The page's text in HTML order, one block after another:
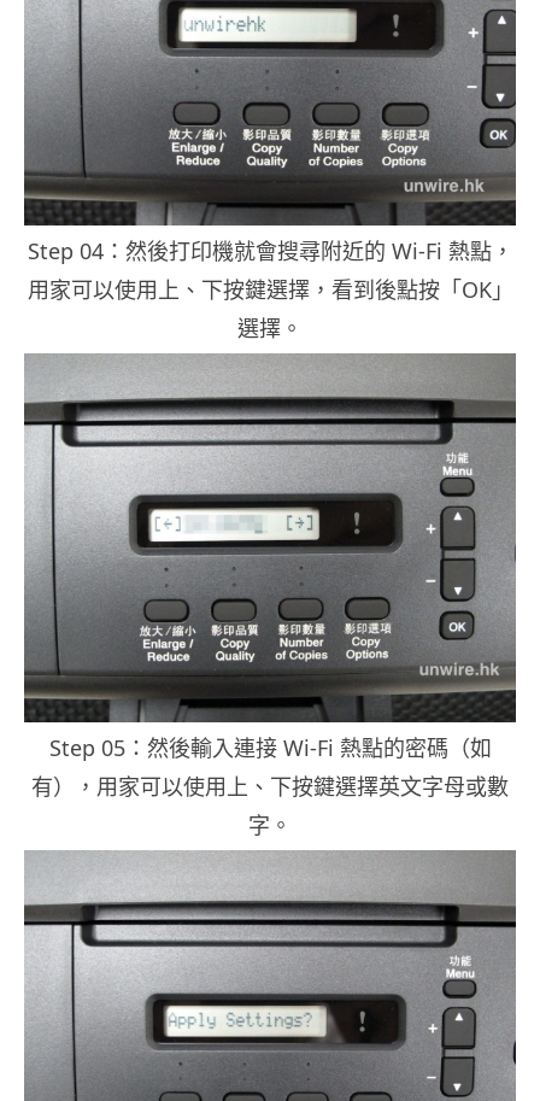
Step 04：然後打印機就會搜尋附近的 Wi-Fi 熱點，
用家可以使用上、下按鍵選擇，看到後點按「OK」
選擇。
Step 05：然後輸入連接 Wi-Fi 熱點的密碼（如
有），用家可以使用上、下按鍵選擇英文字母或數
字。